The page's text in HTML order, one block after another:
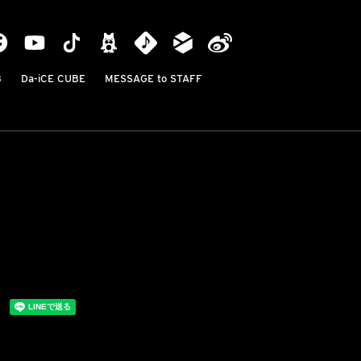
Da-iCE CUBE MESSAGE to STAFF